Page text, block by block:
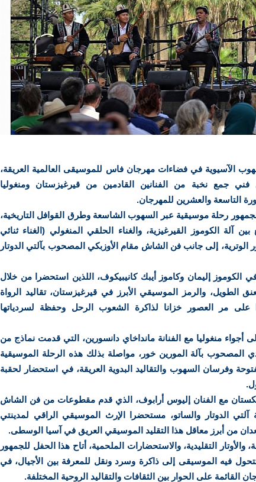
الآسيوية في فضاءات مهرجان فاس للموسيقى العالمية العريقة،
جمع نخبة من الفنانين القادمين من قيرغيزستان ومنغوليا
التاسعة والعشرين للمهرجان.
رحلة موسيقية عبر السهوب الشاسعة وطرق القوافل التاريخية،
آلة الكوموز القيرغيزية، والغناء الحلقي المنغولي (الغناء ثنائي
الوترية، إلى جانب فن الشاش مقام الأوزبكي المصحوب بآلتي الدوتار
الكوموز إليمان وكاموز أيبك كانيبيكوف، اللذين استحضرا من خلال
الطويل، والرمز الموسيقي الأبرز في قيرغيزستان، تقاليد الرواة
على مر العصور خزانا لذاكرة الشعوب الرحل وحفظة لسردياتها
أجواء منغوليا مع الفنانة مانداخاي دانسورين، التي قدمت نماذج من
المصحوب بآلة المورين خور، مواصلة بذلك هذه الرحلة الموسيقية
وفرسان السهوب والتقاليد البدوية العريقة، في استحضار لحقبة
مع الفنان إليوس أرابوف، الذي قدم مقطوعات من فن الشاش
آلتي الدوتار والساتو، مستحضرا الإرث الموسيقي الراقي لمدينتي
من أبرز معاقل هذا التقليد الموسيقي العريق في آسيا الوسطى.
والأوتار التقليدية، والاستحضارات الملحمية، أتاح هذا الحفل للجمهور
فيه الموسيقى إلى ذاكرة وسرد ونقل للمعرفة بين الأجيال، في
القائمة على الحوار بين الثقافات والتقاليد الروحية المختلفة.